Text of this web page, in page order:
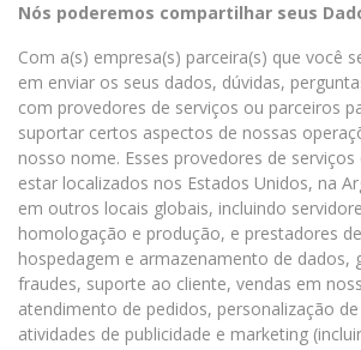
Nós poderemos compartilhar seus
Com a(s) empresa(s) parceira(s) que você
em enviar os seus dados, dúvidas,
com provedores de serviços ou parceiros
suportar certos aspectos de nossas
nosso nome. Esses provedores de
estar localizados nos Estados Unidos, na
em outros locais globais, incluindo
homologação e produção, e prestadores
hospedagem e armazenamento de dados,
fraudes, suporte ao cliente, vendas em
atendimento de pedidos, personalização
atividades de publicidade e marketing